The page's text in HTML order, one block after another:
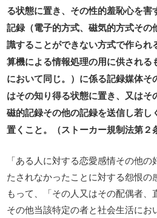
る状態に置き、その性的羞恥心を害
記録（電子的方式、磁気的方式その
識することができない方式で作られ
算機による情報処理の用に供される
において同じ。）に係る記録媒体そ
はその知り得る状態に置き、又はそ
磁的記録その他の記録を送信し若し
置くこと。（ストーカー規制法第２
「ある人に対する恋愛感情その他
たされなかったことに対する怨恨の
もって、「その人又はその配偶者
その他当該特定の者と社会生活にお